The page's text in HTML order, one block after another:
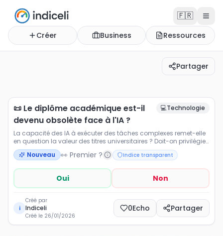
🇫🇷
Créer Business Ressources
Partager
📜 Le diplôme académique est-il devenu obsolète face
La capacité des IA à exécuter des tâches complexes
📜 Le diplôme académique est-il
devenu obsolète face à l'IA ?
💻Technologie
La capacité des IA à exécuter des tâches complexes remet-elle
en question la valeur des titres universitaires ? Doit-on privilégier
un diplôme long ou une maîtrise pointue des outils d'IA
générative ? Votez pour l'avenir du "parchemin". 🎓🧐
Nouveau 👀 Premier ? Indice transparent
Oui Non
i
Créé par
Indiceli
Créé le 26/01/2026
0Echo Partager